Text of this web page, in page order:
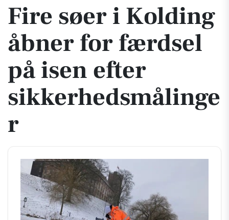
Fire søer i Kolding
åbner for færdsel
på isen efter
sikkerhedsmålinge
r